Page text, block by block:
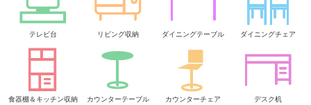
テレビ台 リビング収納 ダイニングテーブル ダイニングチェア
食器棚＆キッチン収納 カウンターテーブル カウンターチェア デスク机